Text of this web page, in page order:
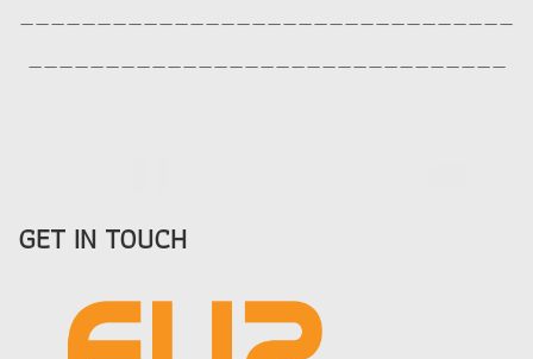
________________________________
_______________________________
GET IN TOUCH